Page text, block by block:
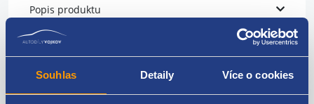
Souhlas Detaily Více o cookies
Popis produktu
Vstřikovací lišta
určeno pro vozidla s benzínovými motory 1.0